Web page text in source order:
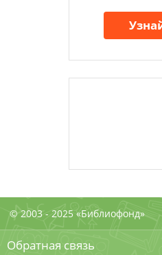
© 2003 - 2025 «Библиофонд»
Обратная связь